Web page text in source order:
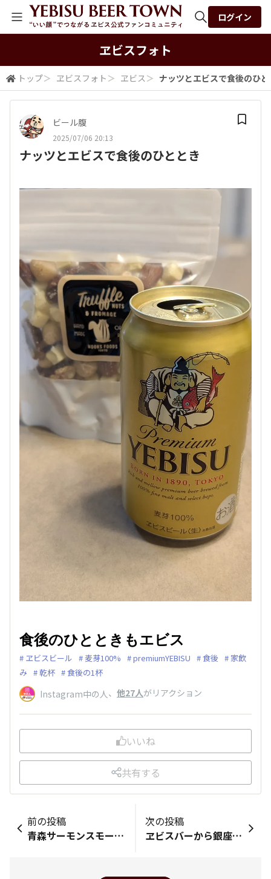
検索
ログイン
ヱビスフォト
トップ＞ ヱビスフォト ＞ ヱビス＞ ナッツとエビスで食後のひ
ビール腹
2025/07/06 20:13
ナッツとエビスで食後のひととき
食後のひとときもエビス
ヱビスビール 麦芽100% premiumYEBISU 食後
家飲
み
乾杯 食後の1杯
Instagram中の人 、 他27人がリアクション
いいね
共有する
前の投稿
青森サーモンスモークと黒にんにくのサラダ～ハニードレッシング～
次の投稿
ヱビスバーから銀座ライオンへのハシゴ